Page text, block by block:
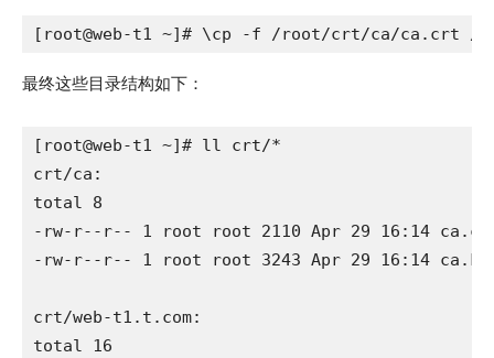
[root@web-t1 ~]# \cp -f /root/crt/ca/ca.crt /
最终这些目录结构如下：
[root@web-t1 ~]# ll crt/*
crt/ca:
total 8
-rw-r--r-- 1 root root 2110 Apr 29 16:14
-rw-r--r-- 1 root root 3243 Apr 29 16:14
crt/web-t1.t.com:
total 16